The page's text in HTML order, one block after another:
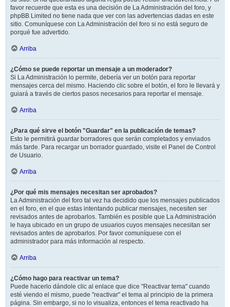
favor recuerde que esta es una decisión de La Administración del foro, y
phpBB Limited no tiene nada que ver con las advertencias dadas en este
sitio. Comuníquese con La Administración del foro si no está seguro de
porqué fue advertido.
Arriba
¿Cómo se puede reportar un mensaje a un moderador?
Si La Administración lo permite, debería ver un botón para reportar
mensajes cerca del mismo. Haciendo clic sobre el botón, el foro le llevará y
guiará a través de ciertos pasos necesarios para reportar el mensaje.
Arriba
¿Para qué sirve el botón "Guardar" en la publicación de temas?
Esto le permitirá guardar borradores que serán completados y enviados
más tarde. Para recargar un borrador guardado, visite el Panel de Control
de Usuario.
Arriba
¿Por qué mis mensajes necesitan ser aprobados?
La Administración del foro tal vez ha decidido que los mensajes publicados
en el foro, en el que estas intentando publicar mensajes, necesiten ser
revisados antes de aprobarlos. También es posible que La Administración
le haya ubicado en un grupo de usuarios cuyos mensajes necesitan ser
revisados antes de aprobarlos. Por favor comuníquese con el
administrador para más información al respecto.
Arriba
¿Cómo hago para reactivar un tema?
Puede hacerlo dándole clic al enlace que dice "Reactivar tema" cuando
esté viendo el mismo, puede "reactivar" el tema al principio de la primera
página. Sin embargo, si no lo visualiza, entonces el tema reactivado ha